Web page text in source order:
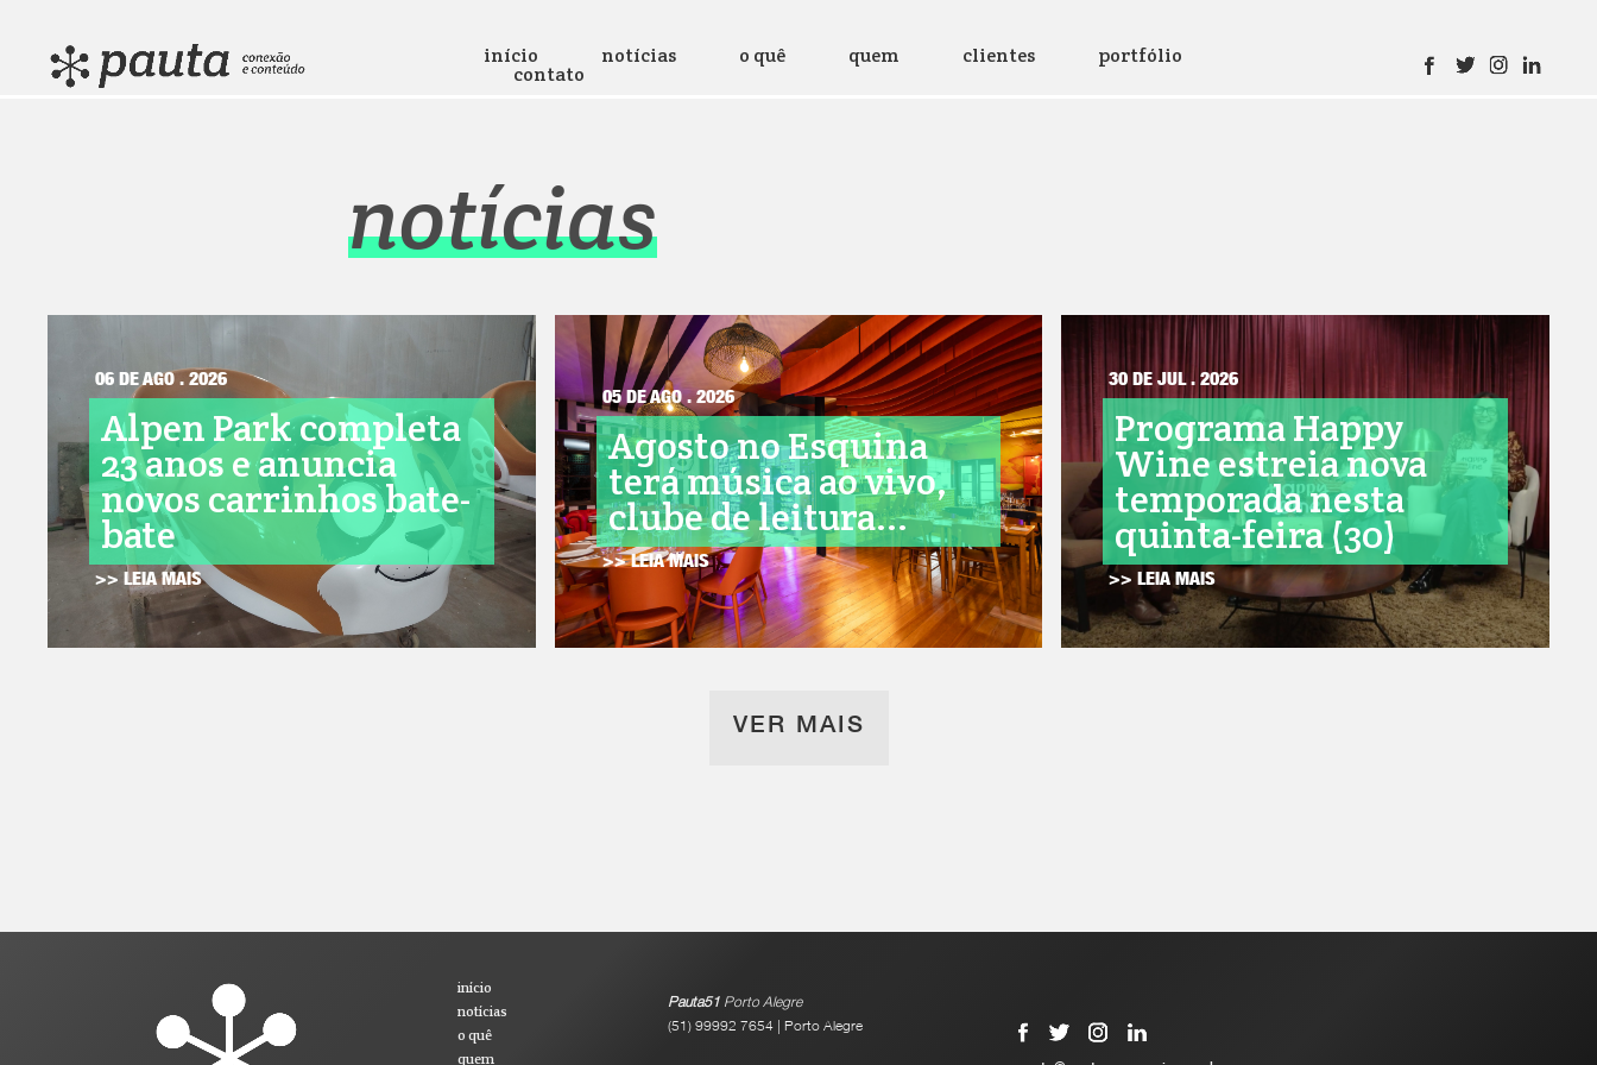
início notícias o quê quem clientes portfólio
contato
notícias
06 DE AGO . 2026
Alpen Park completa
23 anos e anuncia
novos carrinhos bate-
bate
>> LEIA MAIS
05 DE AGO . 2026
Agosto no Esquina
terá música ao vivo,
clube de leitura...
>> LEIA MAIS
30 DE JUL . 2026
Programa Happy
Wine estreia nova
temporada nesta
quinta-feira (30)
>> LEIA MAIS
VER MAIS
início
notícias
o quê
quem
Pauta51Porto Alegre
(51) 99992 7654 | Porto Alegre